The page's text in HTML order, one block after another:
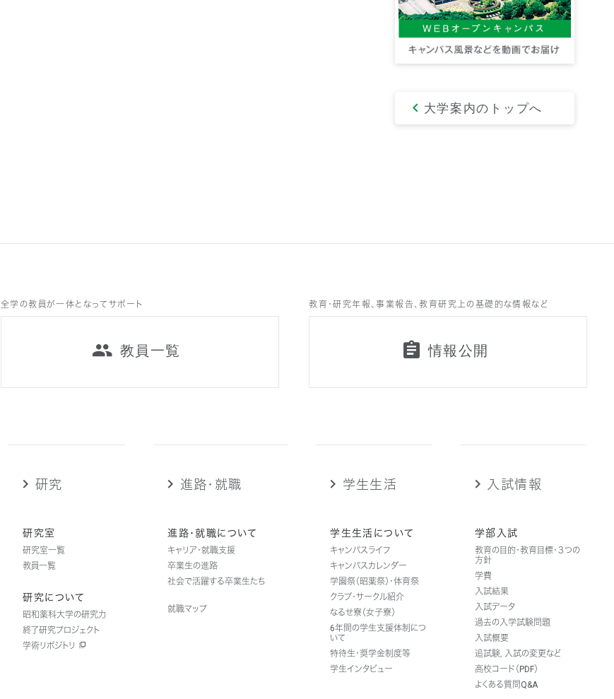
大学案内のトップへ
全学の教員が一体となってサポート
教員一覧
教育・研究年報、事業報告、教育研究上の基礎的な情報など
情報公開
研究
研究室
研究室一覧
教員一覧
研究について
昭和薬科大学の研究力
終了研究プロジェクト
学術リポジトリ
進路・就職
進路・就職について
キャリア・就職支援
卒業生の進路
社会で活躍する卒業生たち
就職マップ
学生生活
学生生活について
キャンパスライフ
キャンパスカレンダー
学園祭（昭薬祭）・体育祭
クラブ・サークル紹介
なるせ寮（女子寮）
6年間の学生支援体制につ
いて
特待生・奨学金制度等
学生インタビュー
入試情報
学部入試
教育の目的・教育目標・３つの
方針
学費
入試結果
入試データ
過去の入学試験問題
入試概要
追試験，入試の変更など
高校コード（PDF）
よくある質問Q&A